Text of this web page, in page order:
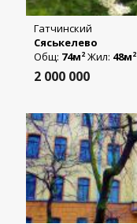
Гатчинский
Сяськелево
Общ: 74м2 Жил: 48м2
2 000 000